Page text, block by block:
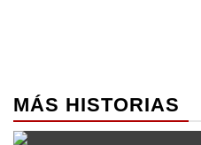
MÁS HISTORIAS